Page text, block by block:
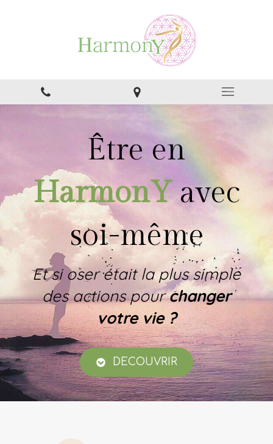
Être en
HarmonYavec
soi-même
Et si oser était la plus simple
des actions pourchanger
votre vie ?
DECOUVRIR